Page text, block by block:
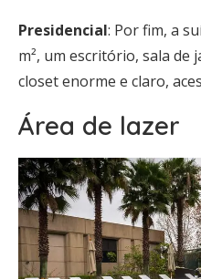
Presidencial: Por fim, a
m², um escritório, sala
closet enorme e claro,
Área de lazer